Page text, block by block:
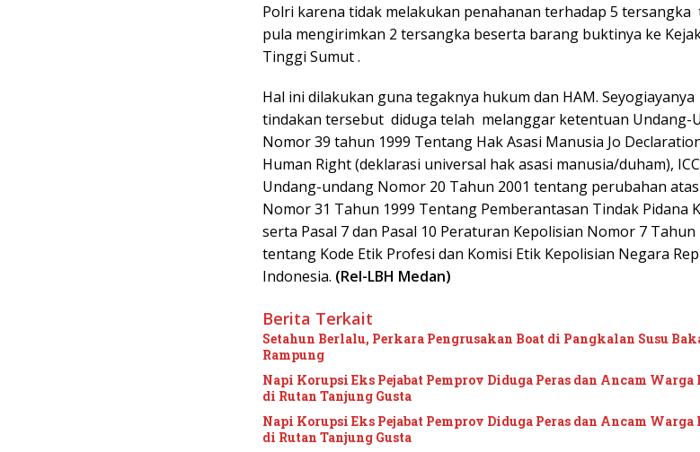
Polri karena tidak melakukan penahanan terhadap 5 tersangka
pula mengirimkan 2 tersangka beserta barang buktinya ke
Tinggi Sumut .
Hal ini dilakukan guna tegaknya hukum dan HAM. Seyogiayanya
tindakan tersebut diduga telah melanggar ketentuan Undang-
Nomor 39 tahun 1999 Tentang Hak Asasi Manusia Jo
Human Right (deklarasi universal hak asasi manusia/duham),
Undang-undang Nomor 20 Tahun 2001 tentang perubahan atas
Nomor 31 Tahun 1999 Tentang Pemberantasan Tindak Pidana
serta Pasal 7 dan Pasal 10 Peraturan Kepolisian Nomor 7 Tahun
tentang Kode Etik Profesi dan Komisi Etik Kepolisian Negara
Indonesia. (Rel-LBH Medan)
Berita Terkait
Setahun Berlalu, Perkara Pengrusakan Boat di Pangkalan Susu
Rampung
Napi Korupsi Eks Pejabat Pemprov Diduga Peras dan Ancam Warga
di Rutan Tanjung Gusta
Napi Korupsi Eks Pejabat Pemprov Diduga Peras dan Ancam Warga
di Rutan Tanjung Gusta